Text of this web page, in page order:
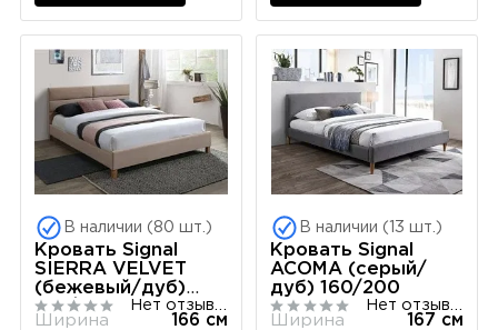
В наличии (80 шт.)
Кровать Signal
SIERRA VELVET
(бежевый/дуб)
160/200
Ширина
166 см
В наличии (13 шт.)
Кровать Signal
ACOMA (серый/
дуб) 160/200
Ширина
167 см